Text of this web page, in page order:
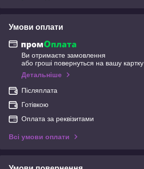
Умови оплати
Ви отримаєте замовлення
або гроші повернуться на вашу картку
Детальніше
Післяплата
Готівкою
Оплата за реквізитами
Всі умови оплати